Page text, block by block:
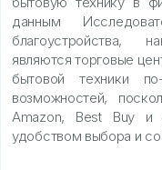
данным
благоустройства,
являются торговые
бытовой техники
возможностей,
Amazon, Best Buy и
удобством выбора и